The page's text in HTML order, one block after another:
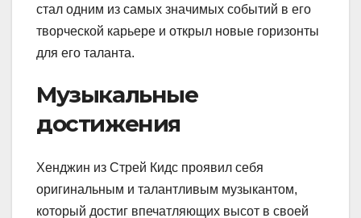
стал одним из самых значимых событий в его
творческой карьере и открыл новые горизонты
для его таланта.
Музыкальные
достижения
Хенджин из Стрей Кидс проявил себя
оригинальным и талантливым музыкантом,
который достиг впечатляющих высот в своей